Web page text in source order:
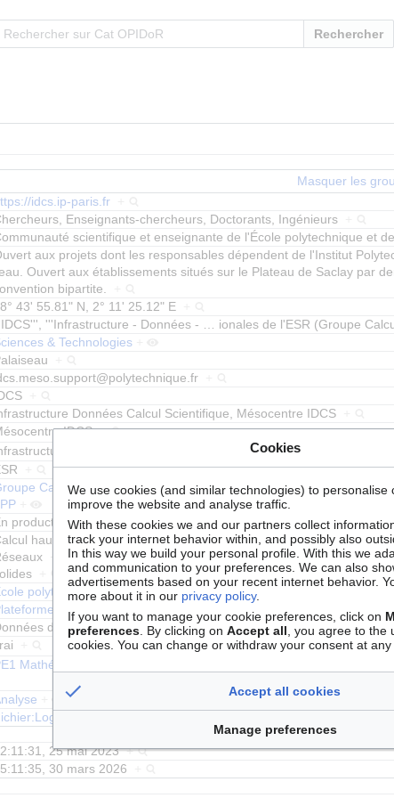
Rechercher
Masquer les
idcs.ip-paris.fr
Enseignants-chercheurs, Doctorants, Ingénieurs
scientifique et enseignante de l'École polytechnique et
aux projets dont les responsables dépendent de l'Institut
Ouvert aux établissements situés sur le Plateau de Saclay par
bipartite.
43' 55.81" N, 2° 11' 25.12" E
'''Infrastructure - Données - ionales de l'ESR (Groupe
& Technologies
Données Calcul Scientifique, Mésocentre IDCS
IDCS+
Données Calcul Scientifique
etnational+
Calcul + , RESINFO + ,IJCLab + ,VirtualData + ,
Meso@IP-PARIS +
production+
haute performance+ ,Science des données+ ,
,Animations scientifiques+ , Mathématiques + ,
polytechnique + et IP Paris +
de calcul
de simulation numérique+
Mathématiques
IDCS.png
25 mai 2023+
30 mars 2026
Cookies
We use cookies (and similar technologies) to personalise
improve the website and analyse traffic.
With these cookies we and our partners collect
track your internet behavior within, and possibly also
In this way we build your personal profile. With this we
and communication to your preferences. We can also
advertisements based on your recent internet behavior.
more about it in our privacy policy.
If you want to manage your cookie preferences, click on
preferences . By clicking on Accept all , you agree to the
cookies. You can change or withdraw your consent at any
Accept all cookies
Manage preferences